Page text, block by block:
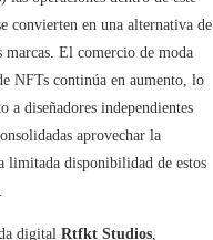
convierten en una alternativa de
marcas. El comercio de moda
NFTs continúa en aumento, lo
a diseñadores independientes
aprovechar la
limitada disponibilidad de estos
digital Rtfkt Studios,